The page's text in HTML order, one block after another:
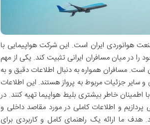
هوانوردی ایران است. این شرکت هواپیمایی با
را در میان مسافران ایرانی تثبیت کند. یکی از مهم
مسافران همواره به دنبال اطلاعات دقیق و به
جزئیات مربوط به پرواز هستند. این اطلاعات
خاطر بیشتری بلیط هواپیما تهیه کنند. در
و اطلاعات کاملی در مورد مقاصد داخلی و
هدف ما ارائه یک راهنمای کامل و کاربردی برای